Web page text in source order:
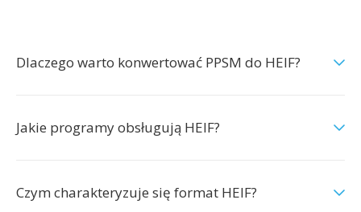
Dlaczego warto konwertować PPSM do HEIF?
Jakie programy obsługują HEIF?
Czym charakteryzuje się format HEIF?